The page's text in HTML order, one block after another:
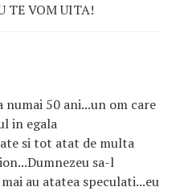
TE VOM UITA!
numai 50 ani...un om care
in egala
si tot atat de multa
sa-l
au atatea speculati...eu